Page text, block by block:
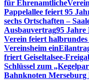
für Ehrenamtliche
Pappelallee feiert 95
sechs Ortschaften –
Ausbauvertrag95 Jahre
Verein feiert
Vereinsheim ein
friert Geiseltalsee-
Schlüssel zum
Bahnknoten